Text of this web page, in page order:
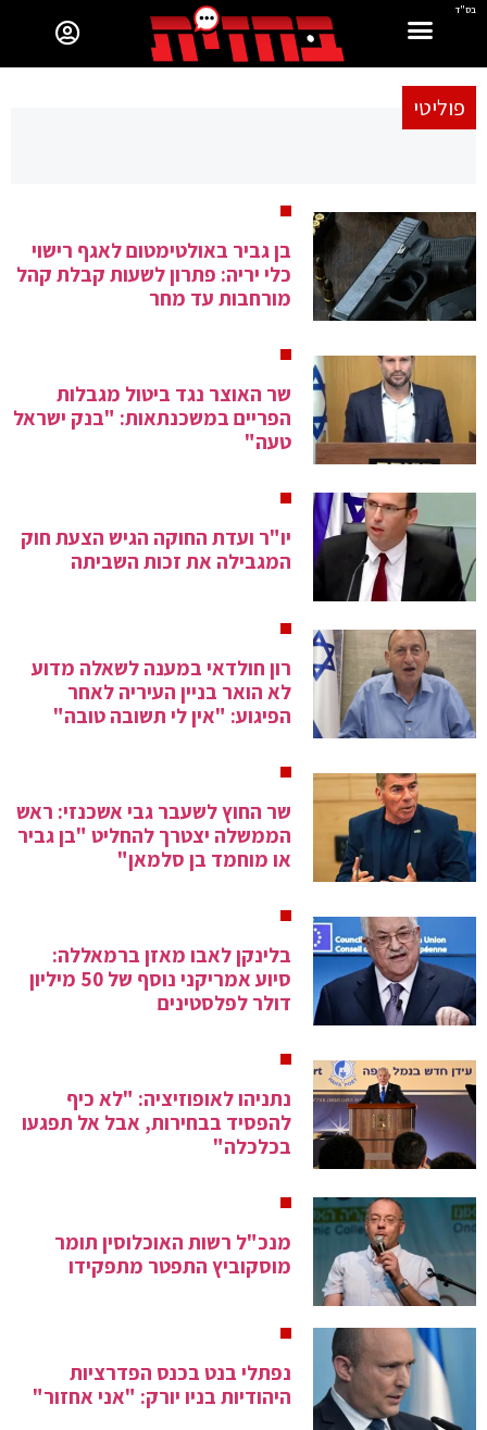
בס"ד
פוליטי
בן גביר באולטימטום לאגף רישוי
כלי יריה: פתרון לשעות קבלת קהל
מורחבות עד מחר
שר האוצר נגד ביטול מגבלות
הפריים במשכנתאות: "בנק ישראל
טעה"
יו"ר ועדת החוקה הגיש הצעת חוק
המגבילה את זכות השביתה
רון חולדאי במענה לשאלה מדוע
לא הואר בניין העיריה לאחר
הפיגוע: "אין לי תשובה טובה"
שר החוץ לשעבר גבי אשכנזי: ראש
הממשלה יצטרך להחליט "בן גביר
או מוחמד בן סלמאן"
בלינקן לאבו מאזן ברמאללה:
סיוע אמריקני נוסף של 50 מיליון
דולר לפלסטינים
נתניהו לאופוזיציה: "לא כיף
להפסיד בבחירות, אבל אל תפגעו
בכלכלה"
מנכ"ל רשות האוכלוסין תומר
מוסקוביץ התפטר מתפקידו
נפתלי בנט בכנס הפדרציות
היהודיות בניו יורק: "אני אחזור"